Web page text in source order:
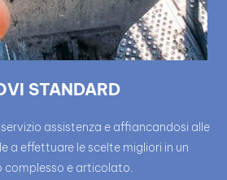
STANDARD
assistenza e affiancandosi alle
a effettuare le scelte migliori in un
complesso e articolato.